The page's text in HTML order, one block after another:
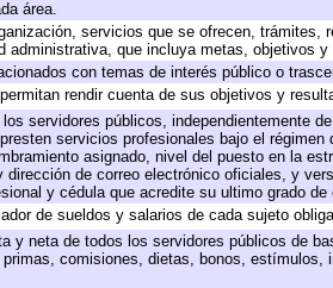
área.
servicios que se ofrecen,
administrativa, que incluya metas, objetivos
con temas de interés público o
rendir cuenta de sus objetivos y
servidores públicos, independientemente
servicios profesionales bajo el
asignado, nivel del puesto en la
dirección de correo electrónico oficiales, y
y cédula que acredite su ultimo grado de
de sueldos y salarios de cada sujeto
y neta de todos los servidores públicos de
comisiones, dietas, bonos,